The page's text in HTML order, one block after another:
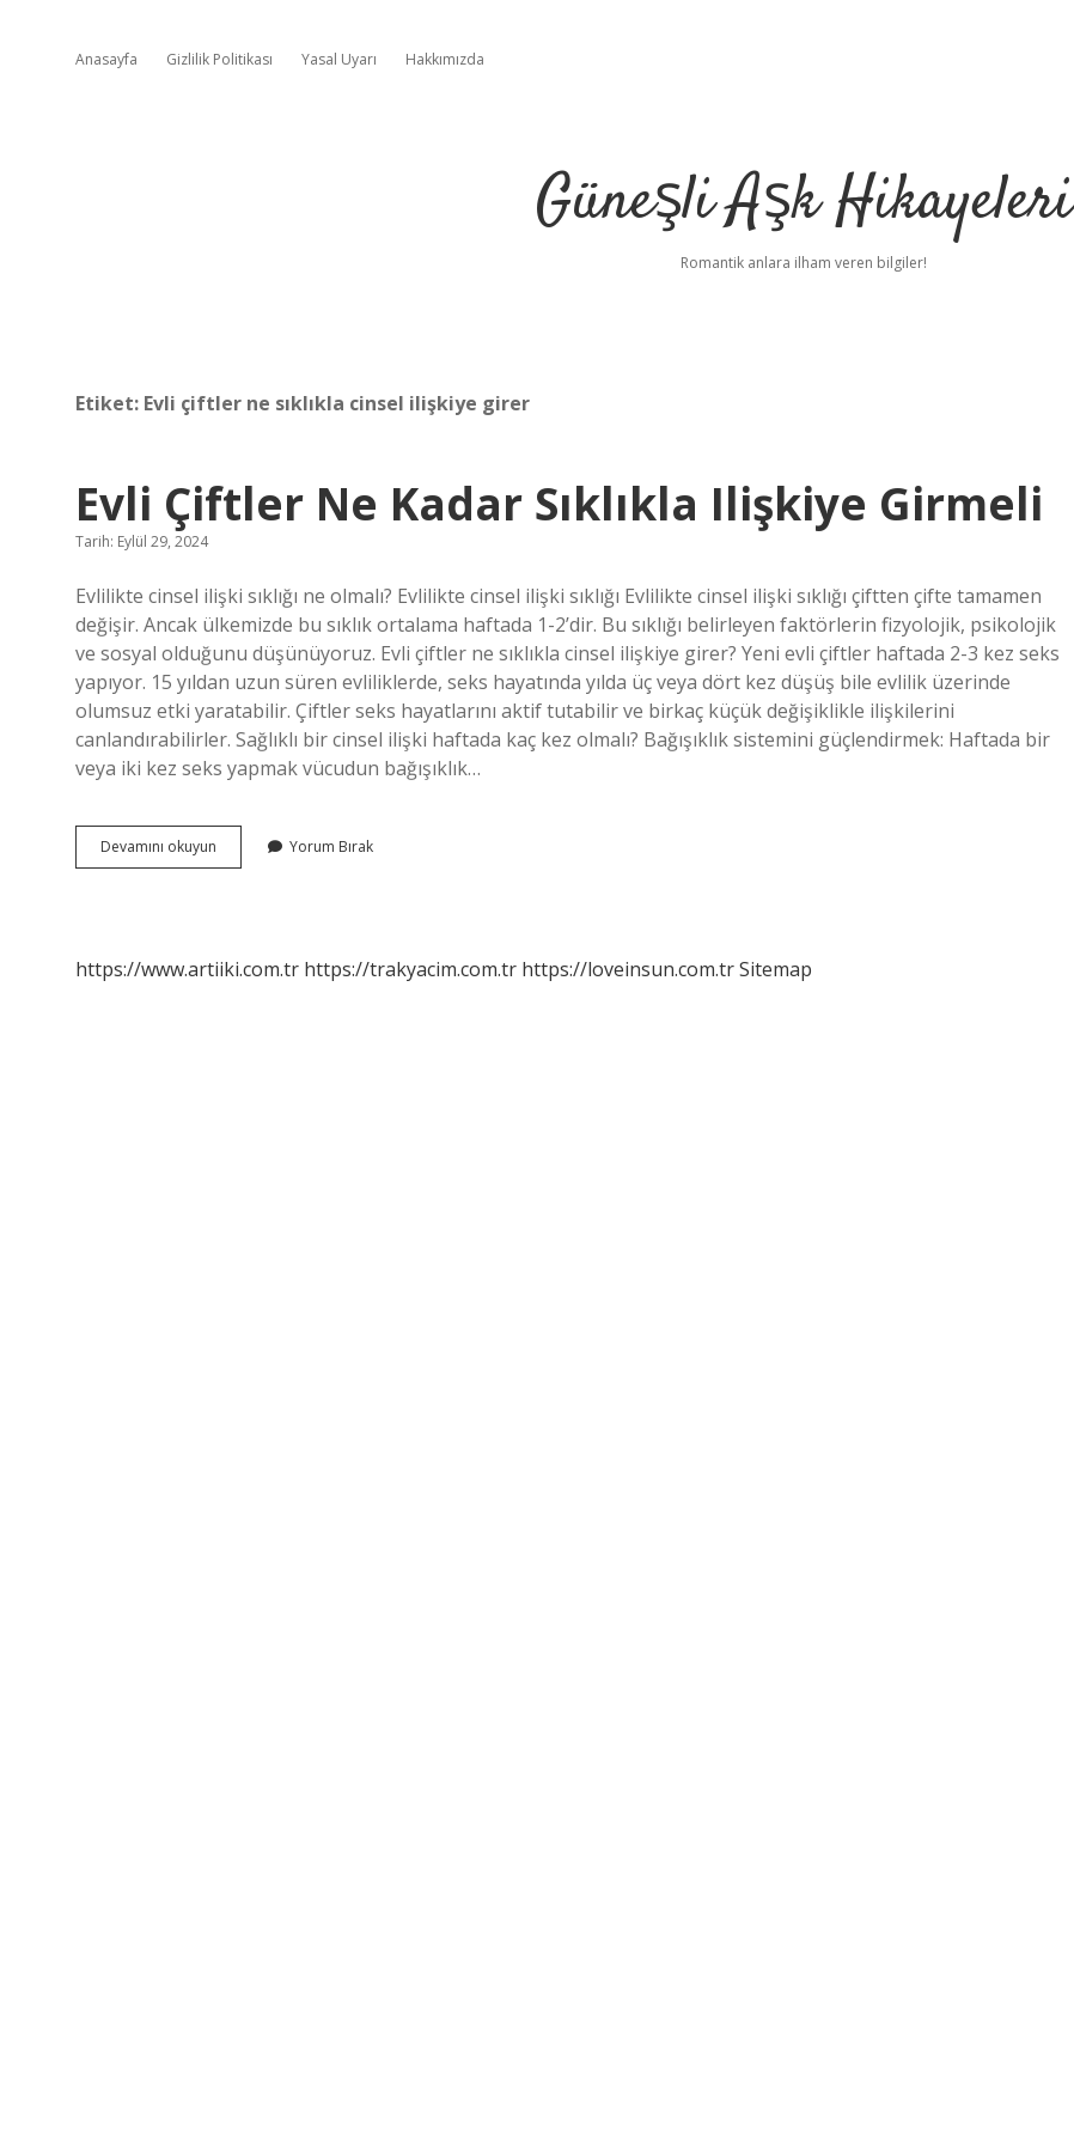
Anasayfa Gizlilik Politikası Yasal Uyarı Hakkımızda
Güneşli Aşk Hikayeleri
Romantik anlara ilham veren bilgiler!
Etiket: Evli çiftler ne sıklıkla cinsel ilişkiye girer
Evli Çiftler Ne Kadar Sıklıkla Ilişkiye Girmeli
Tarih: Eylül 29, 2024
Evlilikte cinsel ilişki sıklığı ne olmalı? Evlilikte cinsel ilişki sıklığı Evlilikte cinsel ilişki sıklığı çiftten çifte tamamen
değişir. Ancak ülkemizde bu sıklık ortalama haftada 1-2’dir. Bu sıklığı belirleyen faktörlerin fizyolojik, psikolojik
ve sosyal olduğunu düşünüyoruz. Evli çiftler ne sıklıkla cinsel ilişkiye girer? Yeni evli çiftler haftada 2-3 kez seks
yapıyor. 15 yıldan uzun süren evliliklerde, seks hayatında yılda üç veya dört kez düşüş bile evlilik üzerinde
olumsuz etki yaratabilir. Çiftler seks hayatlarını aktif tutabilir ve birkaç küçük değişiklikle ilişkilerini
canlandırabilirler. Sağlıklı bir cinsel ilişki haftada kaç kez olmalı? Bağışıklık sistemini güçlendirmek: Haftada bir
veya iki kez seks yapmak vücudun bağışıklık…
Devamını okuyun
Çiftler
Girmeli
Yorum Bırak
https://www.artiiki.com.tr https://trakyacim.com.tr https://loveinsun.com.trSitemap